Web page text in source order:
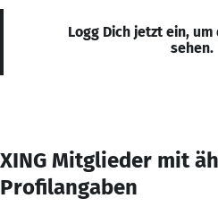
Logg Dich jetzt ein,
sehen.
XING Mitglieder mit
Profilangaben